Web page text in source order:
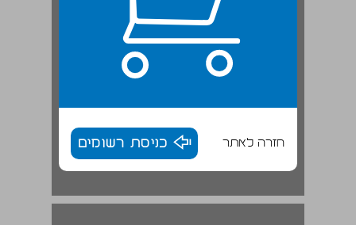
חזרה לאתר כניסת רשומים